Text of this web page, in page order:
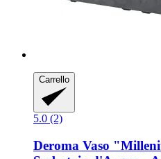
Carrello
5.0 (2)
Deroma Vaso